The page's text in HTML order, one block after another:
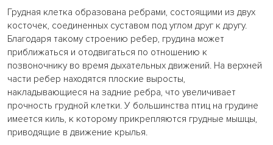
Грудная клетка образована ребрами, состоящими из двух
косточек, соединенных суставом под углом друг к другу.
Благодаря такому строению ребер, грудина может
приближаться и отодвигаться по отношению к
позвоночнику во время дыхательных движений. На верхней
части ребер находятся плоские выросты,
накладывающиеся на задние ребра, что увеличивает
прочность грудной клетки. У большинства птиц на грудине
имеется киль, к которому прикрепляются грудные мышцы,
приводящие в движение крылья.